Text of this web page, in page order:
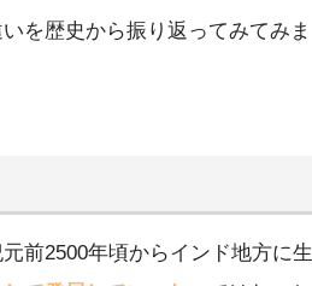
を歴史から振り返ってみてみま
前2500年頃からインド地方に生